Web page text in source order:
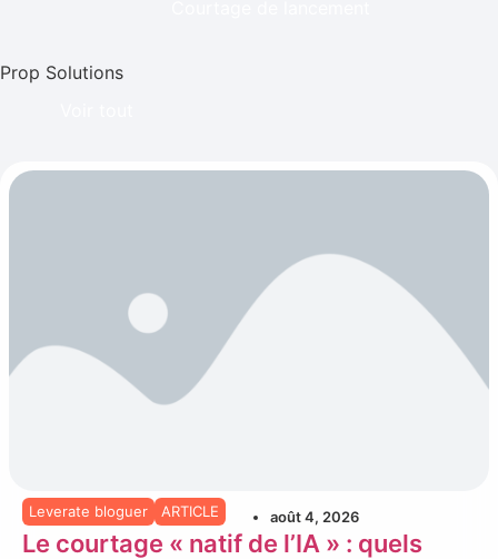
Prop Solutions
Leverate bloguer ARTICLE août 4, 2026
Le courtage « natif de l’IA » : quels